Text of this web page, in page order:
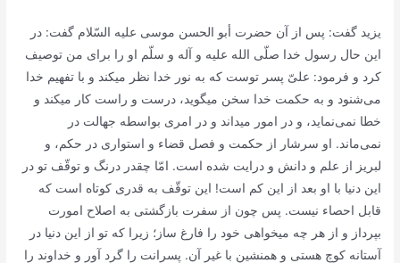
یزید گفت: پس از آن حضرت أبو الحسن موسى علیه السّلام گفت: در
این حال رسول خدا صلّى الله علیه و آله و سلّم او را براى من توصیف
كرد و فرمود: علىّ پسر توست كه به نور خدا نظر میكند و با تفهیم خدا
مى‌شنود و به حكمت خدا سخن میگوید، درست و راست كار میكند و
خطا نمى‌نماید، و در امور میداند و در امرى بواسطه جهالت در
نمى‌ماند. او سرشار از حكمت و فصل قضاء و استوارى در حكم، و
لبریز از علم و دانش و درایت شده است. امّا چقدر درنگ و توقّف تو در
این دنیا با او بعد از این كم است! این توقّف به قدرى كوتاه است كه
قابل احصاء نیست. پس چون از سفرت بازگشتى به اصلاح امورت
بپرداز و از هر چه میخواهى خود را فارغ ساز؛ زیرا كه تو از این دنیا در
آستانه كوچ هستى و همنشین با غیر آن. پسرانت را گرد آور و خداوند را